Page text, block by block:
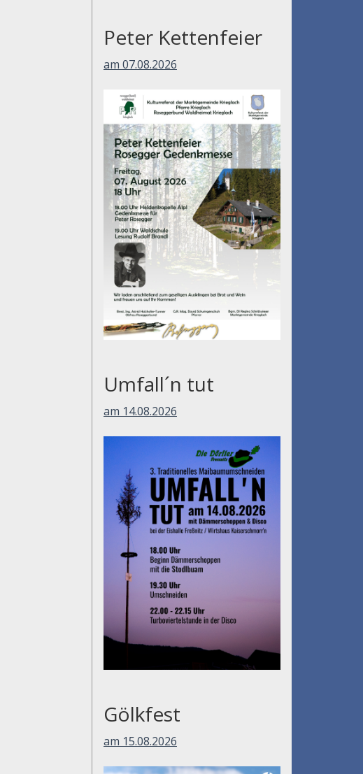
Peter Kettenfeier
am 07.08.2026
Umfall´n tut
am 14.08.2026
Gölkfest
am 15.08.2026